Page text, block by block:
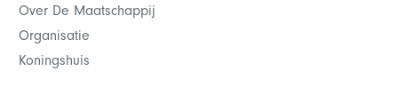
Over De Maatschappij
Organisatie
Koningshuis